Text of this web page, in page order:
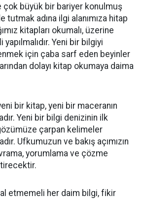
çok büyük bir bariyer konulmuş
tutmak adına ilgi alanımıza hitap
kitapları okumalı, üzerine
Yeni bir bilgiyi
için çaba sarf eden beyinler
dolayı kitap okumaya daima
bir kitap, yeni bir maceranın
Yeni bir bilgi denizinin ilk
çarpan kelimeler
Ufkumuzun ve bakış açımızın
yorumlama ve çözme
etmemeli her daim bilgi, fikir